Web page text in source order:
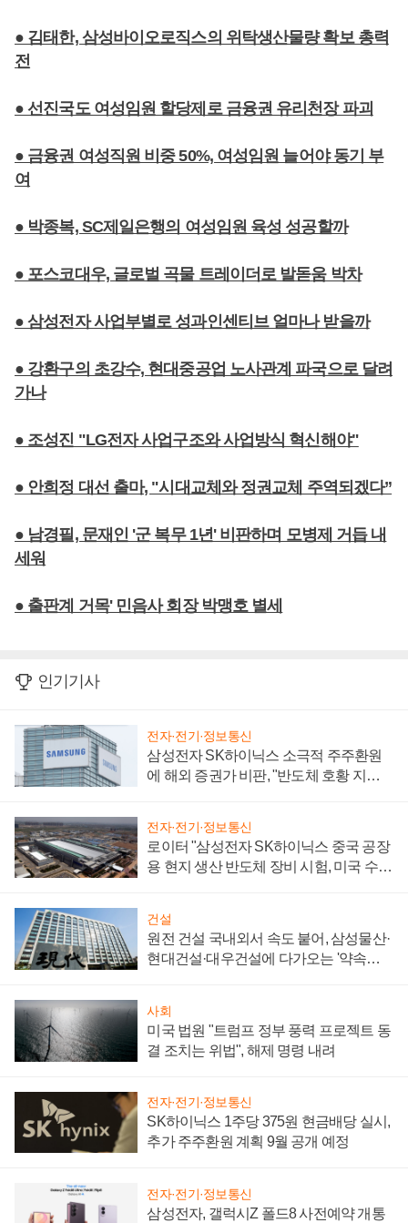
● 김태한, 삼성바이오로직스의 위탁생산물량 확보 총력
전
● 선진국도 여성임원 할당제로 금융권 유리천장 파괴
● 금융권 여성직원 비중 50%, 여성임원 늘어야 동기 부
여
● 박종복, SC제일은행의 여성임원 육성 성공할까
● 포스코대우, 글로벌 곡물 트레이더로 발돋움 박차
● 삼성전자 사업부별로 성과인센티브 얼마나 받을까
● 강환구의 초강수, 현대중공업 노사관계 파국으로 달려
가나
● 조성진 "LG전자 사업구조와 사업방식 혁신해야"
● 안희정 대선 출마, "시대교체와 정권교체 주역되겠다”
● 남경필, 문재인 '군 복무 1년' 비판하며 모병제 거듭 내
세워
● 출판계 거목' 민음사 회장 박맹호 별세
인기기사
전자·전기·정보통신
삼성전자 SK하이닉스 소극적 주주환원
에 해외 증권가 비판, "반도체 호황 지속
전자·전기·정보통신
로이터 "삼성전자 SK하이닉스 중국 공장
용 현지 생산 반도체 장비 시험, 미국 수출
건설
원전 건설 국내외서 속도 붙어, 삼성물산·
현대건설·대우건설에 다가오는 '약속의
사회
미국 법원 "트럼프 정부 풍력 프로젝트 동
결 조치는 위법", 해제 명령 내려
전자·전기·정보통신
SK하이닉스 1주당 375원 현금배당 실시,
추가 주주환원 계획 9월 공개 예정
전자·전기·정보통신
삼성전자, 갤럭시Z 폴드8 사전예약 개통